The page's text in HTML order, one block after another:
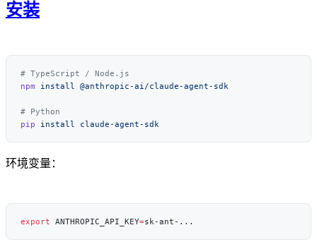
安装
npm install
pip install
环境变量：
export ANTHROPIC_API_KEY=